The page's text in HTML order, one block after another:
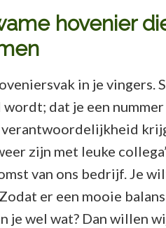
hovenier
in je vingers.
dat je een
verantwoordelijkheid
zijn met leuke
van ons bedrijf. Je
er een mooie
je wel wat? Dan willen